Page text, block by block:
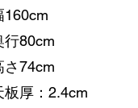
160cm
行80cm
さ74cm
板厚：2.4cm